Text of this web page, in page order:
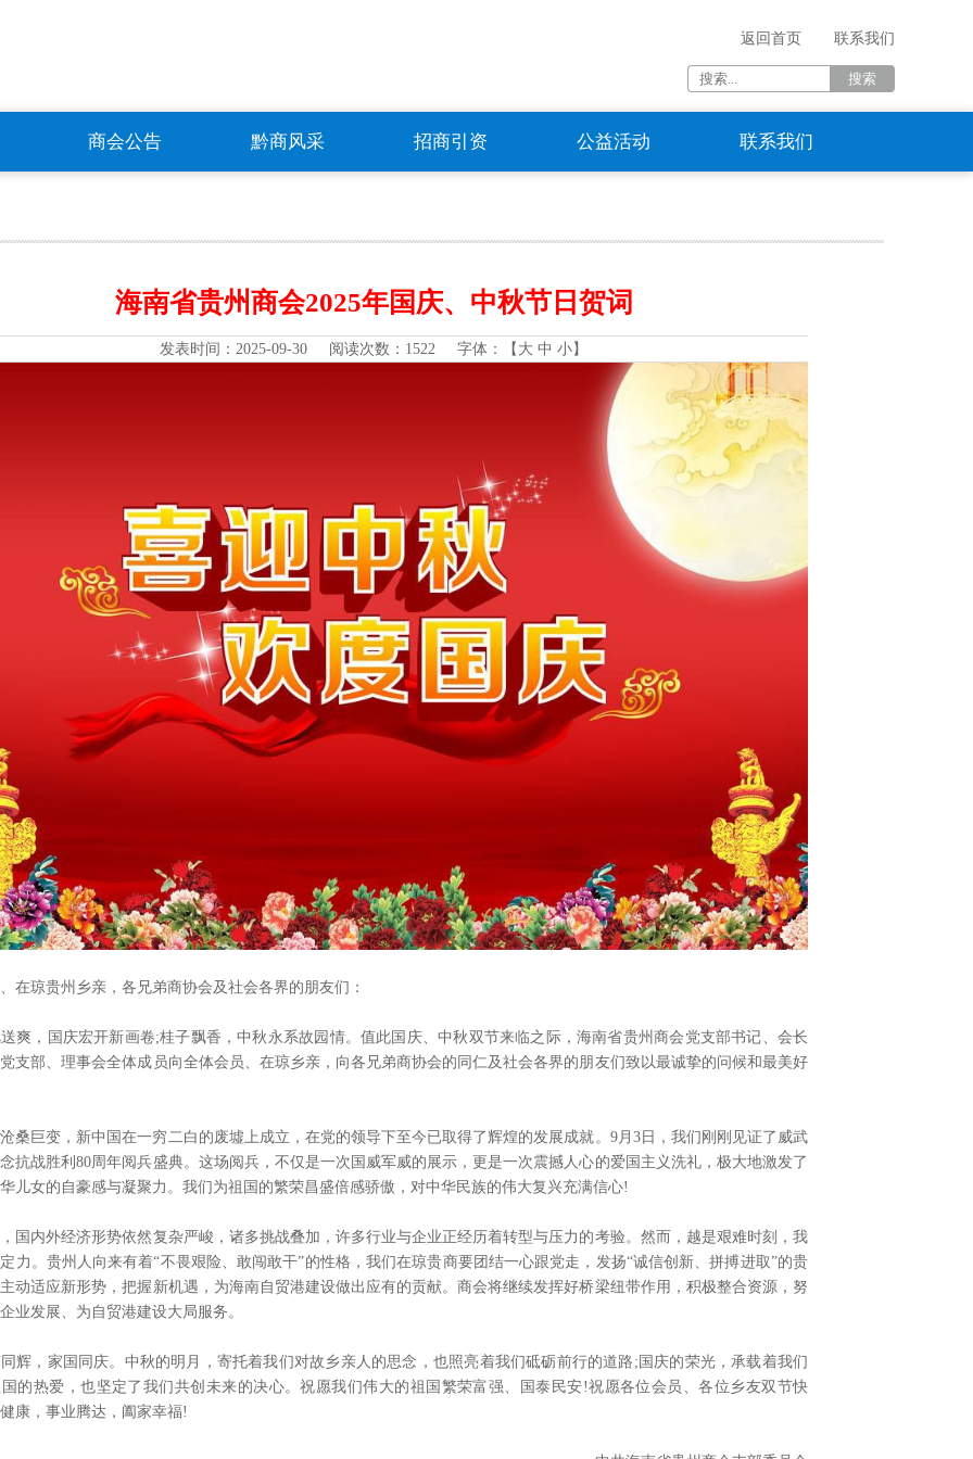
联系我们
返回首页
商会公告 黔商风采 招商引资 公益活动 联系我们
海南省贵州商会2025年国庆、中秋节日贺词
发表时间： 2025-09-30 阅读次数： 1522 字体：【 大 中 小】
在琼贵州乡亲，各兄弟商协会及社会各界的朋友们：
国庆宏开新画卷;桂子飘香，中秋永系故园情。值此国庆、中秋双节来临之际，海南省贵州商会党支部书记、会长
支部、理事会全体成员向全体会员、在琼乡亲，向各兄弟商协会的同仁及社会各界的朋友们致以最诚挚的问候和最美好
巨变，新中国在一穷二白的废墟上成立，在党的领导下至今已取得了辉煌的发展成就。9月3日，我们刚刚见证了威武
抗战胜利80周年阅兵盛典。这场阅兵，不仅是一次国威军威的展示，更是一次震撼人心的爱国主义洗礼，极大地激发了
儿女的自豪感与凝聚力。我们为祖国的繁荣昌盛倍感骄傲，对中华民族的伟大复兴充满信心!
外经济形势依然复杂严峻，诸多挑战叠加，许多行业与企业正经历着转型与压力的考验。然而，越是艰难时刻，我
力。贵州人向来有着“不畏艰险、敢闯敢干”的性格，我们在琼贵商要团结一心跟党走，发扬“诚信创新、拼搏进取”的贵
动适应新形势，把握新机遇，为海南自贸港建设做出应有的贡献。商会将继续发挥好桥梁纽带作用，积极整合资源，努
业发展、为自贸港建设大局服务。
家国同庆。中秋的明月，寄托着我们对故乡亲人的思念，也照亮着我们砥砺前行的道路;国庆的荣光，承载着我们
的热爱，也坚定了我们共创未来的决心。祝愿我们伟大的祖国繁荣富强、国泰民安!祝愿各位会员、各位乡友双节快
康，事业腾达，阖家幸福!